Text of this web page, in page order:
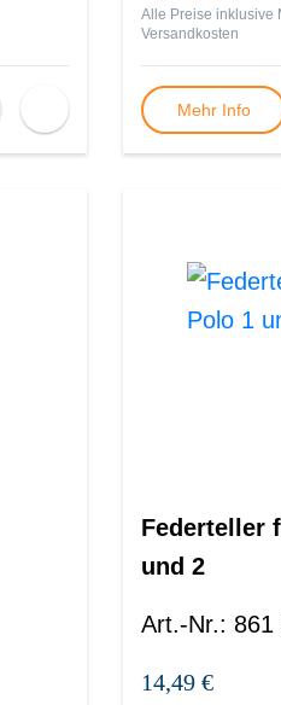
Alle Preise inklusive
Versandkosten
Mehr Info
Federteller
und 2
Art.-Nr.: 861
14,49 €